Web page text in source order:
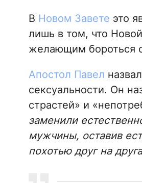
В Новом Завете это
лишь в том, что
желающим бороться
Апостол Павел
сексуальности. Он
страстей» и
заменили
мужчины, оставив
похотью друг на